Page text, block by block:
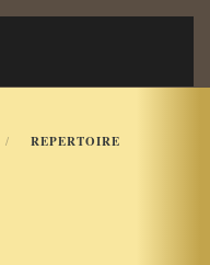
REPERTOIRE